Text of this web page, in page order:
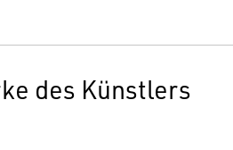
des Künstlers